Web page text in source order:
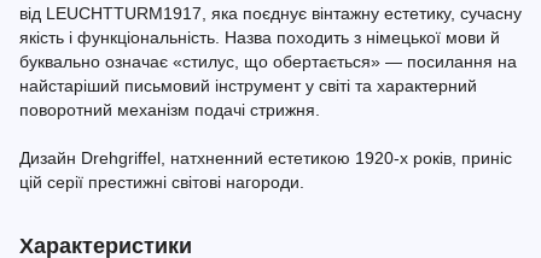
від LEUCHTTURM1917, яка поєднує вінтажну естетику, сучасну
якість і функціональність. Назва походить з німецької мови й
буквально означає «стилус, що обертається» — посилання на
найстаріший письмовий інструмент у світі та характерний
поворотний механізм подачі стрижня.
Дизайн Drehgriffel, натхненний естетикою 1920-х років, приніс
цій серії престижні світові нагороди.
Характеристики